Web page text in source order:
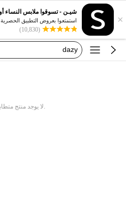
×
شيـن - تسوقوا ملابس النساء
استمتعوا بعروض التطبيق
(10,830)
فستان يخفي الكرش
dazy
فستان اكمام طويله
.لا يوجد منتج